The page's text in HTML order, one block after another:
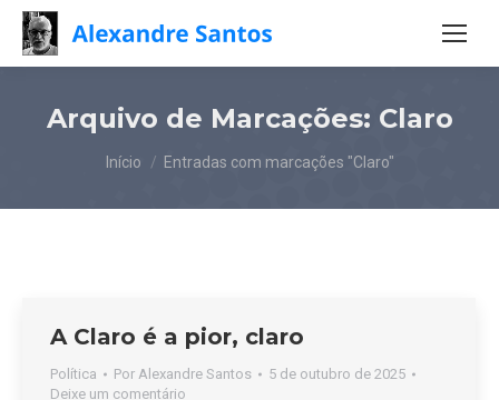
Arquivo de Marcações: Claro
Você está aqui:
Início Entradas com marcações "Claro"
A Claro é a pior, claro
Política Por Alexandre Santos
5 de outubro de 2025
Deixe um comentário